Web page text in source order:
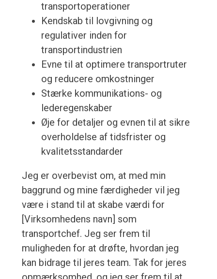
transportoperationer
Kendskab til lovgivning og
regulativer inden for
transportindustrien
Evne til at optimere transportruter
og reducere omkostninger
Stærke kommunikations- og
lederegenskaber
Øje for detaljer og evnen til at sikre
overholdelse af tidsfrister og
kvalitetsstandarder
Jeg er overbevist om, at med min
baggrund og mine færdigheder vil jeg
være i stand til at skabe værdi for
[Virksomhedens navn] som
transportchef. Jeg ser frem til
muligheden for at drøfte, hvordan jeg
kan bidrage til jeres team. Tak for jeres